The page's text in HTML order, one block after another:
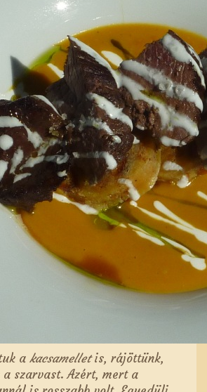
a kacsamelletis, rájöttünk,
szarvast. Azért, mert a